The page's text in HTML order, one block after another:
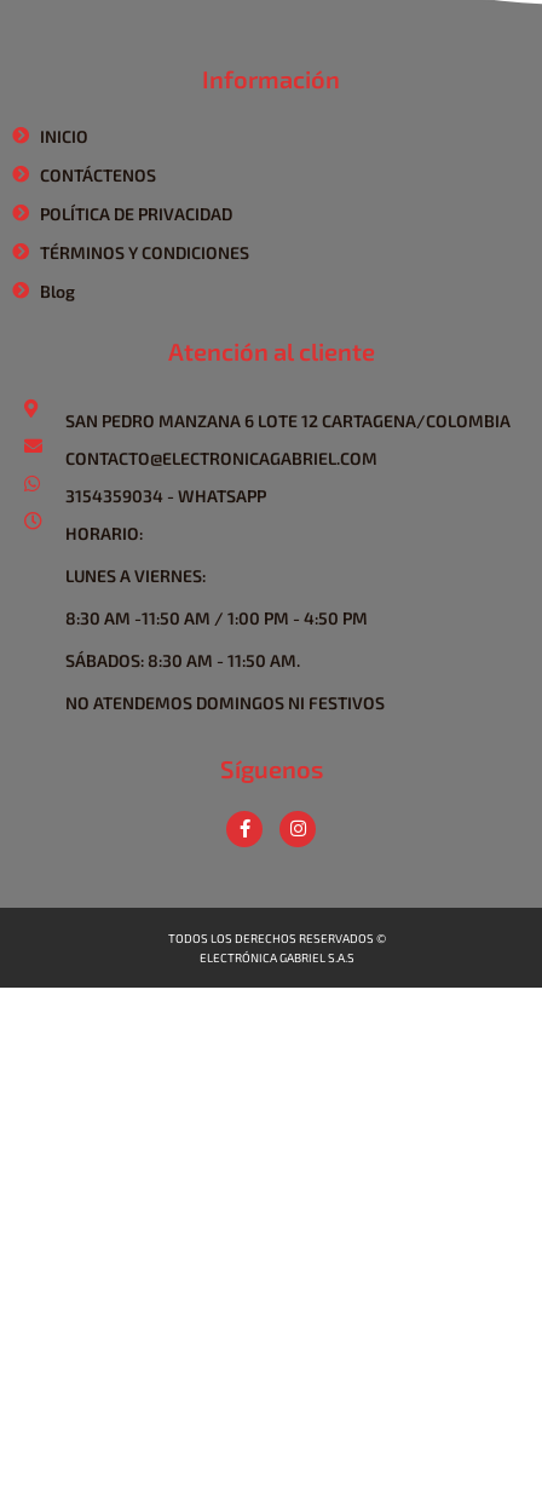
Información
INICIO
CONTÁCTENOS
POLÍTICA DE PRIVACIDAD
TÉRMINOS Y CONDICIONES
Blog
Atención al cliente
SAN PEDRO MANZANA 6 LOTE 12 CARTAGENA/COLOMBIA
CONTACTO@ELECTRONICAGABRIEL.COM
3154359034 - WHATSAPP
HORARIO:
LUNES A VIERNES:
8:30 AM -11:50 AM / 1:00 PM - 4:50 PM
SÁBADOS: 8:30 AM - 11:50 AM.
NO ATENDEMOS DOMINGOS NI FESTIVOS
Síguenos
TODOS LOS DERECHOS RESERVADOS ©
ELECTRÓNICA GABRIEL S.A.S